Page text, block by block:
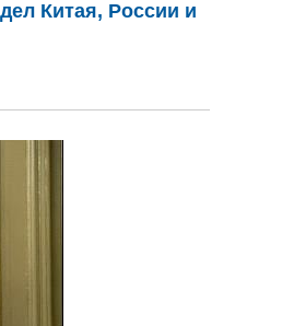
Китая, России и